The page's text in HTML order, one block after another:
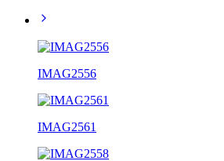
IMAG2556
IMAG2561